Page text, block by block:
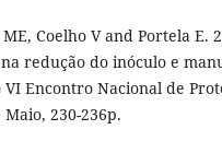
Coelho V and Portela E.
redução do inóculo e
VI Encontro Nacional de
Maio, 230-236p.